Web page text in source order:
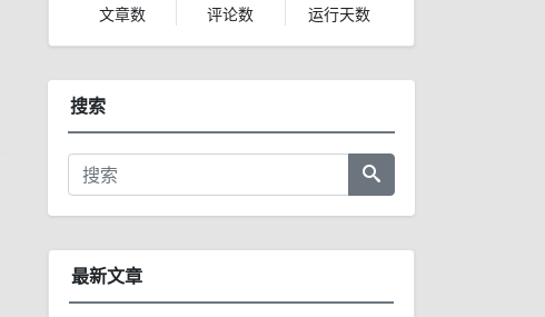
文章数 评论数 运行天数
搜索
最新文章